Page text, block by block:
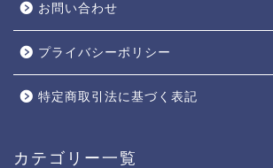
お問い合わせ
プライバシーポリシー
特定商取引法に基づく表記
カテゴリー一覧